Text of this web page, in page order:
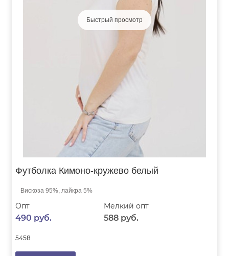
Быстрый просмотр
Футболка Кимоно-кружево белый
Вискоза 95%, лайкра 5%
Опт Мелкий опт
490 руб. 588 руб.
5458